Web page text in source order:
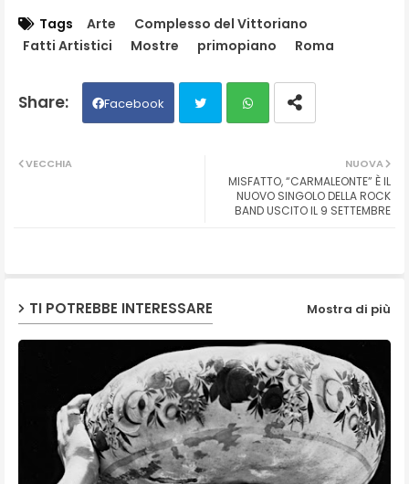
Tags Arte
Complesso del Vittoriano
Fatti Artistici
Mostre primopiano Roma
Facebook
ats
NUOVA
MISFATTO, “CARMALEONTE” È IL
NUOVO SINGOLO DELLA ROCK
BAND USCITO IL 9 SETTEMBRE
VECCHIA
TI POTREBBE INTERESSARE Mostra di più